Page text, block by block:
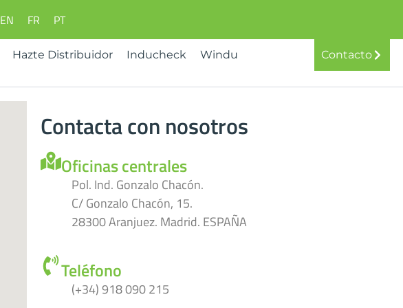
EN FR PT
Hazte Distribuidor Inducheck Windu Contacto
Contacta con nosotros
Oficinas centrales
Pol. Ind. Gonzalo Chacón.
C/ Gonzalo Chacón, 15.
28300 Aranjuez. Madrid. ESPAÑA
Teléfono
(+34) 918 090 215